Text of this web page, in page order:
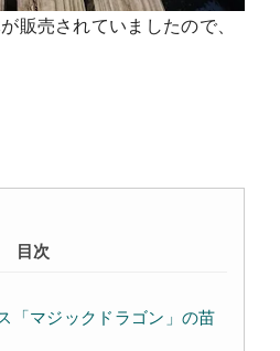
販売されていましたので、
目次
「マジックドラゴン」の苗